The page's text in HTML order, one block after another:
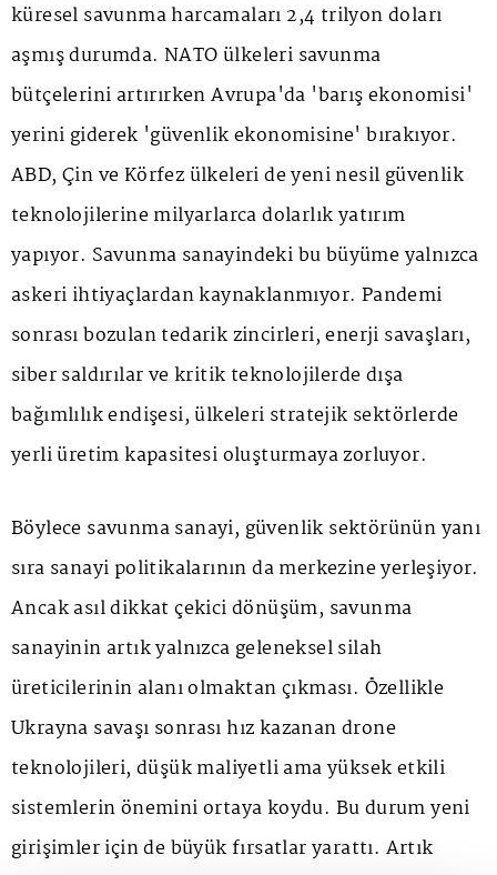
küresel savunma harcamaları 2,4 trilyon doları
aşmış durumda. NATO ülkeleri savunma
bütçelerini artırırken Avrupa'da 'barış ekonomisi'
yerini giderek 'güvenlik ekonomisine' bırakıyor.
ABD, Çin ve Körfez ülkeleri de yeni nesil güvenlik
teknolojilerine milyarlarca dolarlık yatırım
yapıyor. Savunma sanayindeki bu büyüme yalnızca
askeri ihtiyaçlardan kaynaklanmıyor. Pandemi
sonrası bozulan tedarik zincirleri, enerji savaşları,
siber saldırılar ve kritik teknolojilerde dışa
bağımlılık endişesi, ülkeleri stratejik sektörlerde
yerli üretim kapasitesi oluşturmaya zorluyor.
Böylece savunma sanayi, güvenlik sektörünün yanı
sıra sanayi politikalarının da merkezine yerleşiyor.
Ancak asıl dikkat çekici dönüşüm, savunma
sanayinin artık yalnızca geleneksel silah
üreticilerinin alanı olmaktan çıkması. Özellikle
Ukrayna savaşı sonrası hız kazanan drone
teknolojileri, düşük maliyetli ama yüksek etkili
sistemlerin önemini ortaya koydu. Bu durum yeni
girişimler için de büyük fırsatlar yarattı. Artık